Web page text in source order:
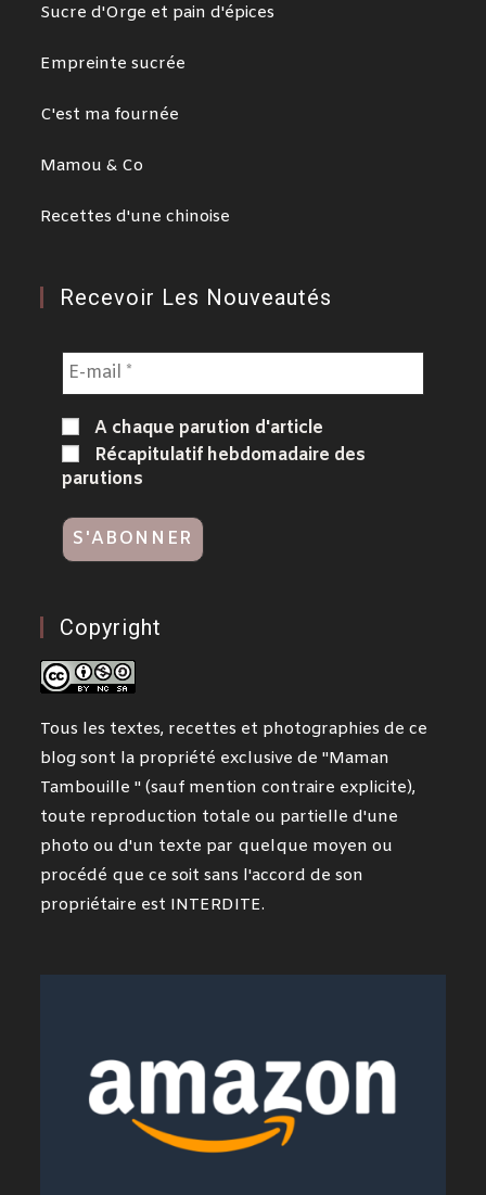
Sucre d'Orge et pain d'épices
Empreinte sucrée
C'est ma fournée
Mamou & Co
Recettes d'une chinoise
Recevoir Les Nouveautés
A chaque parution d'article
Récapitulatif hebdomadaire des
parutions
Copyright
Tous les textes, recettes et photographies de ce
blog sont la propriété exclusive de "Maman
Tambouille " (sauf mention contraire explicite),
toute reproduction totale ou partielle d'une
photo ou d'un texte par quelque moyen ou
procédé que ce soit sans l'accord de son
propriétaire est INTERDITE.